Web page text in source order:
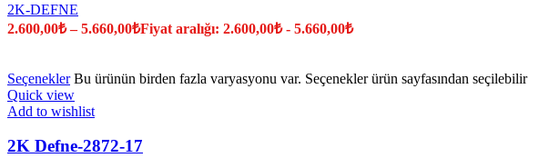
2K-DEFNE
2.600,00₺ –5.660,00₺Fiyat aralığı: 2.600,00₺ - 5.660,00₺
Seçenekler Bu ürünün birden fazla varyasyonu var. Seçenekler ürün sayfasından seçilebilir
Quick view
Add to wishlist
2K Defne-2872-17